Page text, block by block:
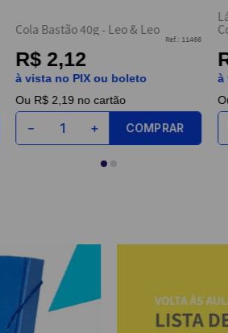
Cola Bastão 40g - Leo & Leo
Ref.: 11466
R$ 2,12
à vista no PIX ou boleto
Ou R$ 2,19 no cartão
＋
－ COMPRAR
à